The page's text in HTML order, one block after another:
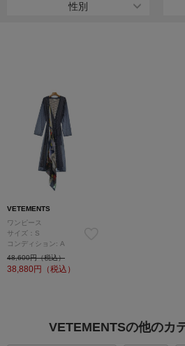
性別
VETEMENTS
ワンピース
サイズ：S
コンディション: A
48,600円（税込）
38,880円（税込）
VETEMENTSの他のカ